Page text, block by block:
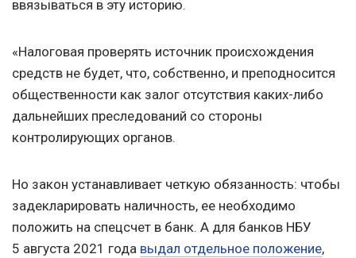
ввязываться в эту историю.
«Налоговая проверять источник происхождения
средств не будет, что, собственно, и преподносится
общественности как залог отсутствия каких-либо
дальнейших преследований со стороны
контролирующих органов.
Но закон устанавливает четкую обязанность: чтобы
задекларировать наличность, ее необходимо
положить на спецсчет в банк. А для банков НБУ
5 августа 2021 года выдал отдельное положение,